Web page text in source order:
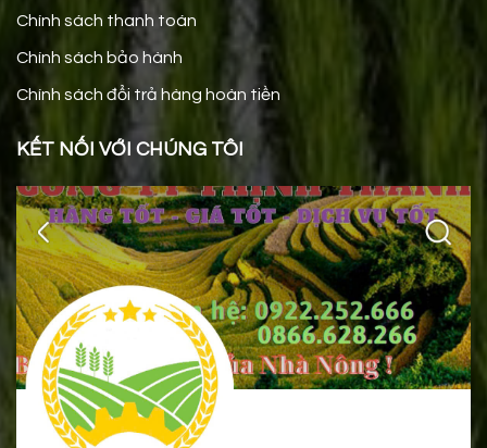
Chính sách thanh toán
Chính sách bảo hành
Chính sách đổi trả hàng hoàn tiền
KẾT NỐI VỚI CHÚNG TÔI